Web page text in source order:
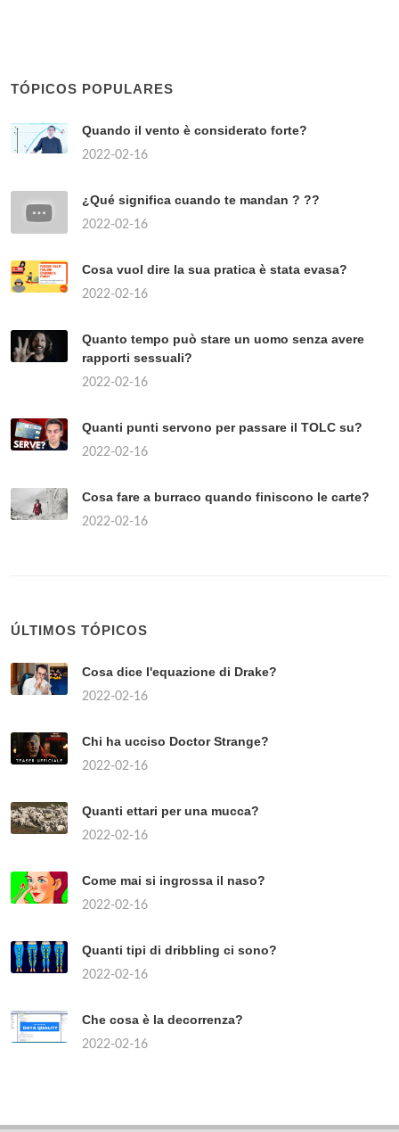
TÓPICOS POPULARES
Quando il vento è considerato forte?
2022-02-16
¿Qué significa cuando te mandan ? ??
2022-02-16
Cosa vuol dire la sua pratica è stata evasa?
2022-02-16
Quanto tempo può stare un uomo senza avere
rapporti sessuali?
2022-02-16
Quanti punti servono per passare il TOLC su?
2022-02-16
Cosa fare a burraco quando finiscono le carte?
2022-02-16
ÚLTIMOS TÓPICOS
Cosa dice l'equazione di Drake?
2022-02-16
Chi ha ucciso Doctor Strange?
2022-02-16
Quanti ettari per una mucca?
2022-02-16
Come mai si ingrossa il naso?
2022-02-16
Quanti tipi di dribbling ci sono?
2022-02-16
Che cosa è la decorrenza?
2022-02-16